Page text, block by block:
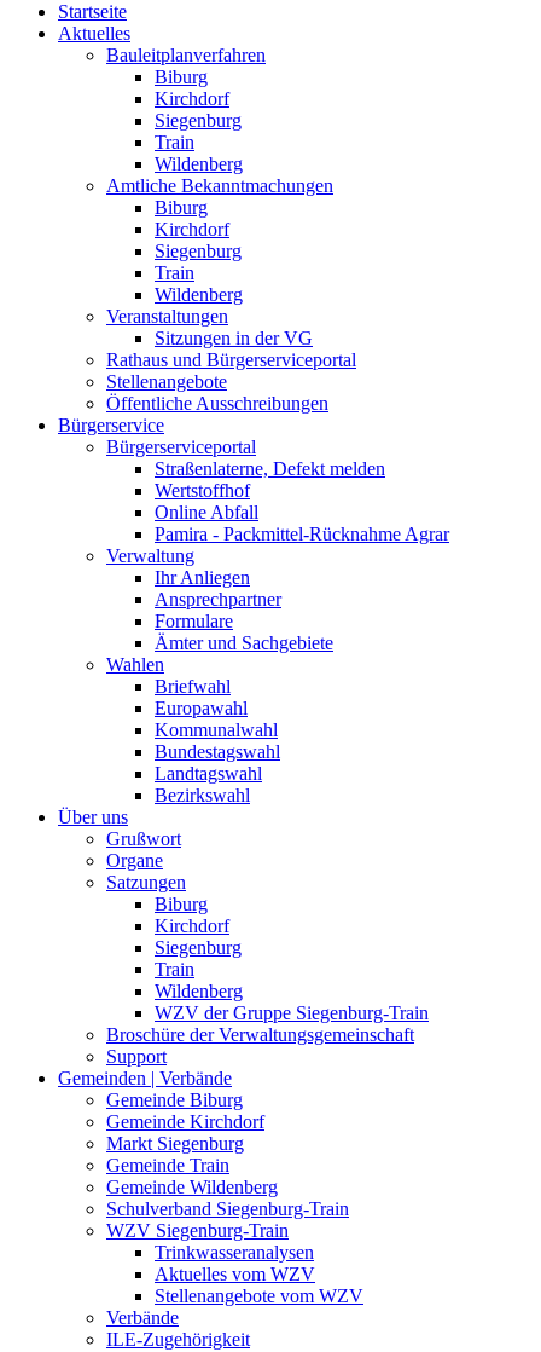
Startseite
Aktuelles
Bauleitplanverfahren
Biburg
Kirchdorf
Siegenburg
Train
Wildenberg
Amtliche Bekanntmachungen
Biburg
Kirchdorf
Siegenburg
Train
Wildenberg
Veranstaltungen
Sitzungen in der VG
Rathaus und Bürgerserviceportal
Stellenangebote
Öffentliche Ausschreibungen
Bürgerservice
Bürgerserviceportal
Straßenlaterne, Defekt melden
Wertstoffhof
Online Abfall
Pamira - Packmittel-Rücknahme Agrar
Verwaltung
Ihr Anliegen
Ansprechpartner
Formulare
Ämter und Sachgebiete
Wahlen
Briefwahl
Europawahl
Kommunalwahl
Bundestagswahl
Landtagswahl
Bezirkswahl
Über uns
Grußwort
Organe
Satzungen
Biburg
Kirchdorf
Siegenburg
Train
Wildenberg
WZV der Gruppe Siegenburg-Train
Broschüre der Verwaltungsgemeinschaft
Support
Gemeinden | Verbände
Gemeinde Biburg
Gemeinde Kirchdorf
Markt Siegenburg
Gemeinde Train
Gemeinde Wildenberg
Schulverband Siegenburg-Train
WZV Siegenburg-Train
Trinkwasseranalysen
Aktuelles vom WZV
Stellenangebote vom WZV
Verbände
ILE-Zugehörigkeit